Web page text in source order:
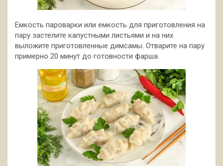
Емкость пароварки или емкость для приготовления на
пару застелите капустными листьями и на них
выложите приготовленные димсамы. Отварите на пару
примерно 20 минут до готовности фарша.